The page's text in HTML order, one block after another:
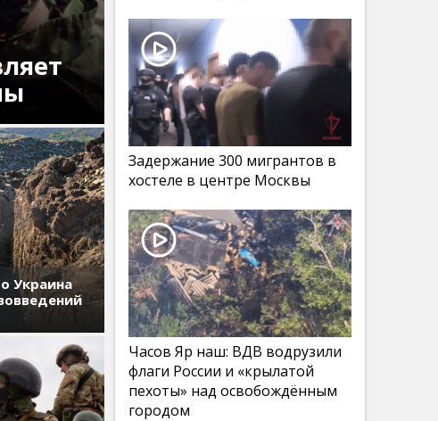
Украина
Задержание 300 мигрантов в
хостеле в центре Москвы
Часов Яр наш: ВДВ водрузили
флаги России и «крылатой
пехоты» над освобождённым
городом